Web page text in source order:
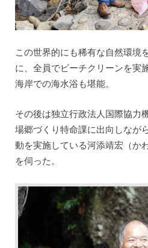
この世界的にも稀有な自然環境
に、全員でビーチクリーンを実
海岸での海水浴も堪能。
その後は独立行政法人国際協力
場郷づくり特命課に出向しなが
動を実施している河添靖宏（か
を伺った。